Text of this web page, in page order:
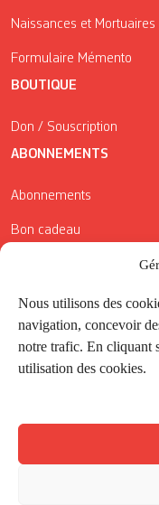
Nous utilisons des
navigation, concevoir
notre trafic. En cliquant
utilisation des cookies.
Naissances et Mortuaires
Formulaire Mémento
BOUTIQUE
Don / Souscription
ABONNEMENTS
Abonnements
Bon cadeau
Conditions générales de
Réductions de la Carte
Application